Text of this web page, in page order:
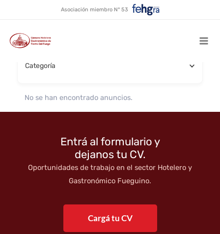
contenido
Asociación miembro N° 53
Comida vegana
Buscar por nombre
Categoría
No se han encontrado anuncios.
Entrá al formulario y
dejanos tu CV.
Oportunidades de trabajo en el sector Hotelero y
Gastronómico Fueguino.
Cargá tu CV